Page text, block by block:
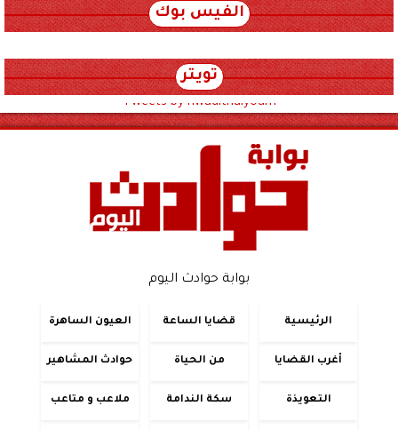
الفيس بوك
تويتر
Tweets by hwadithalyoum
بوابة حوادث اليوم
الرئيسية قضايا الساعة العيون الساهرة
أغرب القضايا من الحياة حوادث المشاهير
التعويذة سكة الندامة ملاعب و متاعب